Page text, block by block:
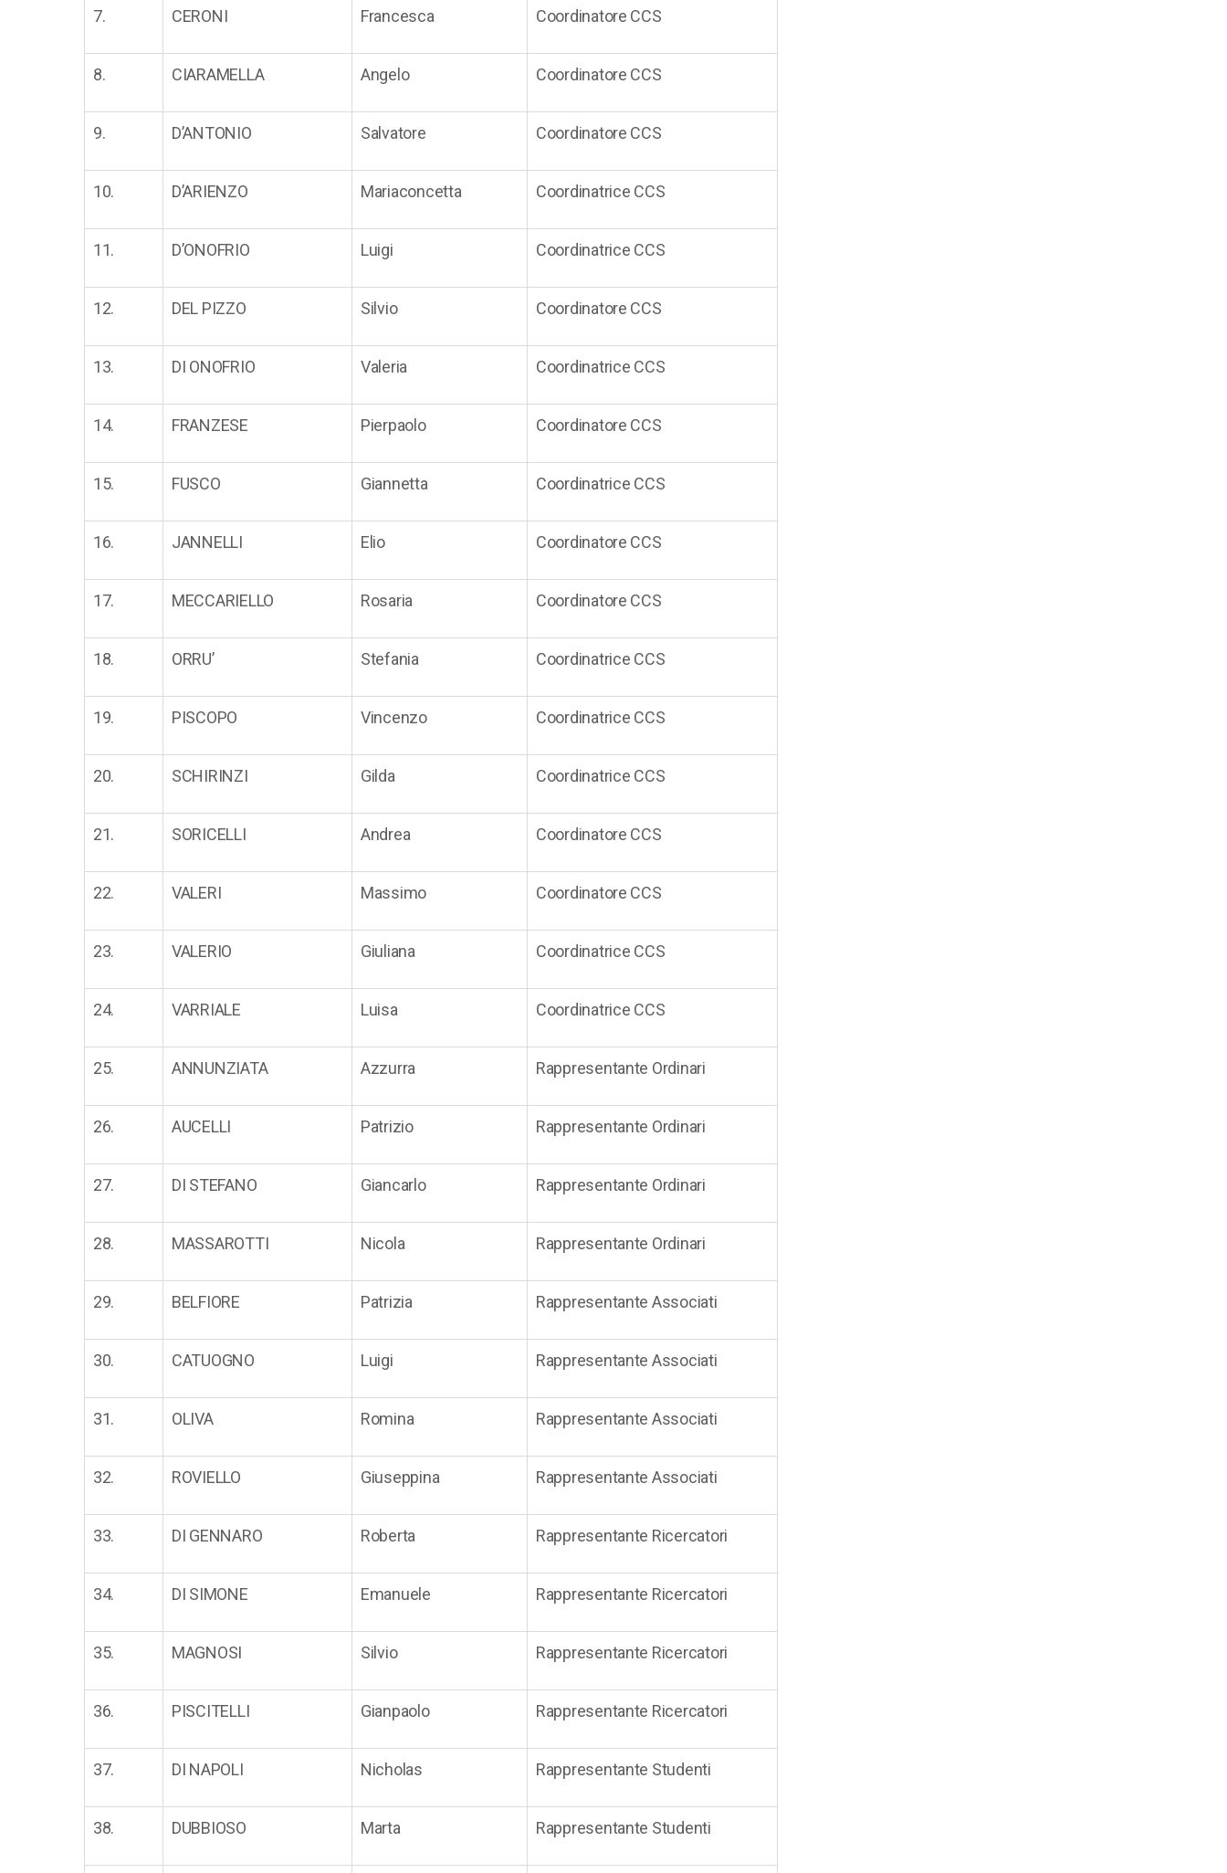
7. CERONI Francesca Coordinatore CCS
8. CIARAMELLA Angelo Coordinatore CCS
9. D’ANTONIO Salvatore Coordinatore CCS
10. D’ARIENZO Mariaconcetta Coordinatrice CCS
11. D’ONOFRIO Luigi Coordinatrice CCS
12. DEL PIZZO Silvio Coordinatore CCS
13. DI ONOFRIO Valeria Coordinatrice CCS
14. FRANZESE Pierpaolo Coordinatore CCS
15. FUSCO Giannetta Coordinatrice CCS
16. JANNELLI Elio Coordinatore CCS
17. MECCARIELLO Rosaria Coordinatore CCS
18. ORRU’ Stefania Coordinatrice CCS
19. PISCOPO Vincenzo Coordinatrice CCS
20. SCHIRINZI Gilda Coordinatrice CCS
21. SORICELLI Andrea Coordinatore CCS
22. VALERI Massimo Coordinatore CCS
23. VALERIO Giuliana Coordinatrice CCS
24. VARRIALE Luisa Coordinatrice CCS
25. ANNUNZIATA Azzurra Rappresentante Ordinari
26. AUCELLI Patrizio Rappresentante Ordinari
27. DI STEFANO Giancarlo Rappresentante Ordinari
28. MASSAROTTI Nicola Rappresentante Ordinari
29. BELFIORE Patrizia Rappresentante Associati
30. CATUOGNO Luigi Rappresentante Associati
31. OLIVA Romina Rappresentante Associati
32. ROVIELLO Giuseppina Rappresentante Associati
33. DI GENNARO Roberta Rappresentante Ricercatori
34. DI SIMONE Emanuele Rappresentante Ricercatori
35. MAGNOSI Silvio Rappresentante Ricercatori
36. PISCITELLI Gianpaolo Rappresentante Ricercatori
37. DI NAPOLI Nicholas Rappresentante Studenti
38. DUBBIOSO Marta Rappresentante Studenti